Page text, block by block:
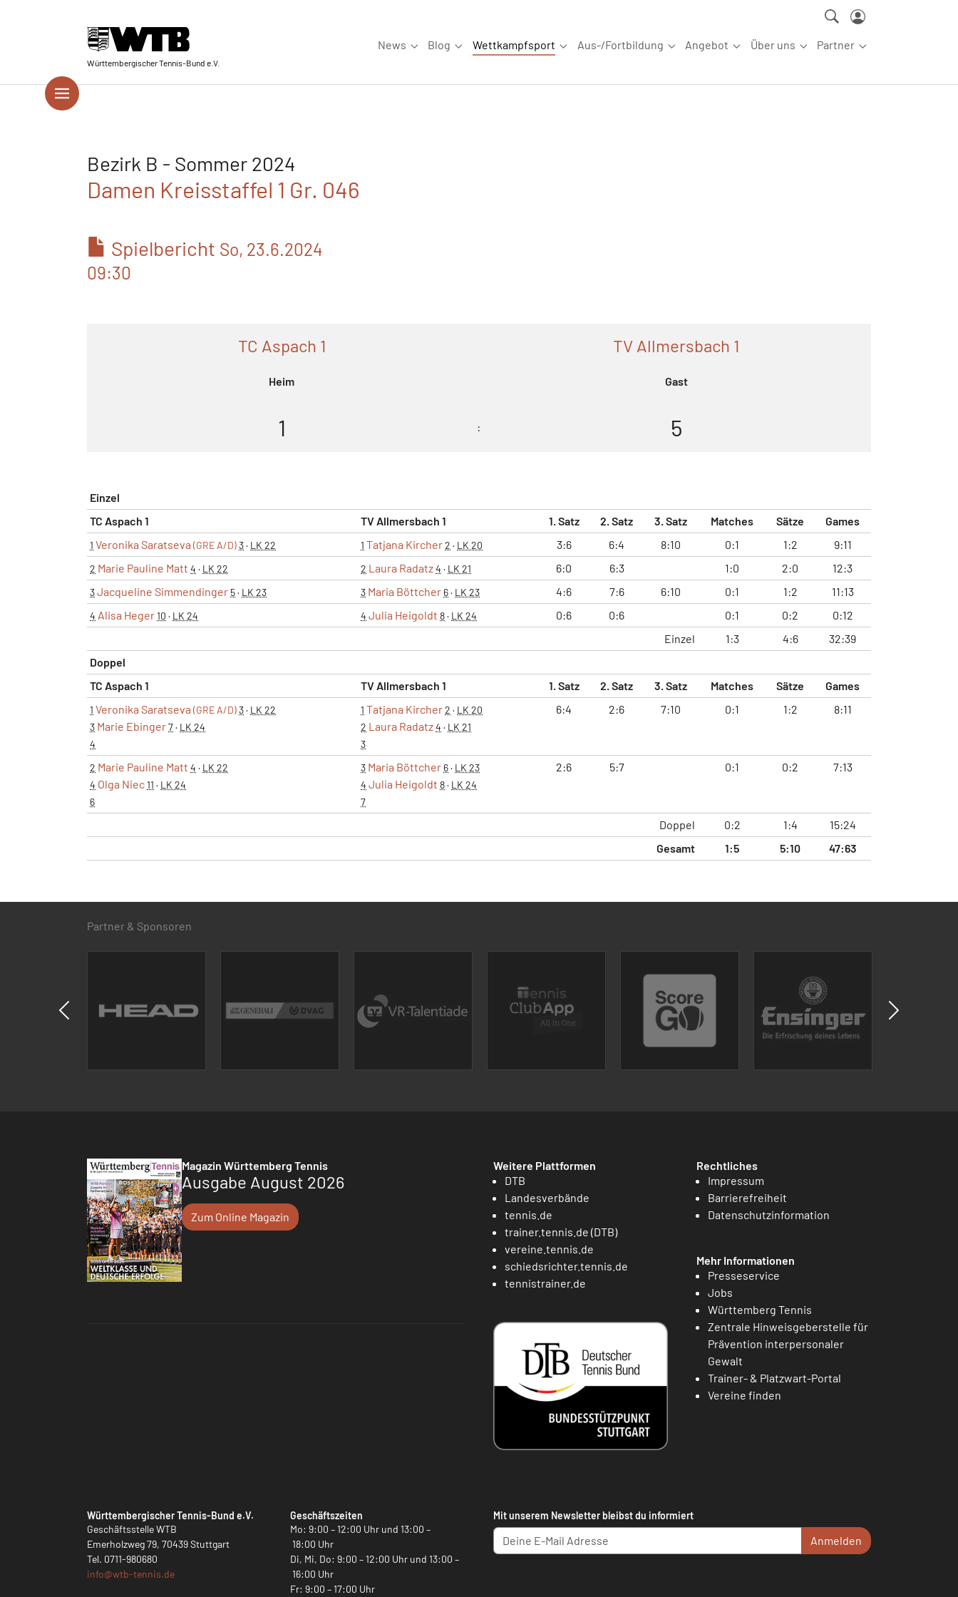
Württembergischer Tennis-Bund e.V.
News
Submenu for "News"
Blog
Submenu for "Blog"
Wettkampfsport
Submenu for "Wettkampfsport"
Aus-/Fortbildung
Submenu for "Aus-/Fortbildung"
Angebot
Submenu for "Angebot"
Über uns
Submenu for "Über uns"
Partner
Submenu for
Bezirk B - Sommer 2024
Damen Kreisstaffel 1 Gr. 046
Spielbericht So, 23.6.2024
09:30
TC Aspach 1
Heim
TV Allmersbach 1
Gast
1 : 5
Einzel
TC Aspach 1
TV Allmersbach 1 1. Satz 2. Satz 3. Satz Matches Sätze Games
1 Veronika Saratseva (GRE A/D)3· LK 22 1 Tatjana Kircher2 · LK 20 3:6 6:4 8:10 0:1 1:2 9:11
2 Marie Pauline Matt 4 · LK 22 2 Laura Radatz4 · LK 21 6:0 6:3 1:0 2:0 12:3
3Jacqueline Simmendinger 5· LK 23 3 Maria Böttcher 6· LK 23 4:6 7:6 6:10 0:1 1:2 11:13
4 Alisa Heger10 · LK 24 4 Julia Heigoldt 8· LK 24 0:6 0:6 0:1 0:2
0:12
Einzel
1:3 4:6
32:39
Doppel
TC Aspach 1
TV Allmersbach 1 1. Satz 2. Satz 3. Satz Matches Sätze Games
1 Veronika Saratseva (GRE A/D)3· LK 22
3 Marie Ebinger7· LK 24
4
1 Tatjana Kircher2 · LK 20
2 Laura Radatz4 · LK 21
3
6:4 2:6 7:10 0:1 1:2 8:11
2 Marie Pauline Matt 4 · LK 22
4 Olga Niec11 · LK 24
6
3 Maria Böttcher 6· LK 23
4 Julia Heigoldt 8· LK 24
7
2:6 5:7 0:1 0:2 7:13
Doppel 0:2 1:4
15:24
Gesamt
1:5 5:10 47:63
Partner & Sponsoren
Magazin Württemberg Tennis
Ausgabe August 2026
Zum Online Magazin
Weitere Plattformen
DTB
Landesverbände
tennis.de
trainer.tennis.de (DTB)
vereine.tennis.de
schiedsrichter.tennis.de
tennistrainer.de
Rechtliches
Impressum
Barrierefreiheit
Datenschutzinformation
Mehr Informationen
Presseservice
Jobs
Württemberg Tennis
Zentrale Hinweisgeberstelle für
Prävention interpersonaler
Gewalt
Trainer- & Platzwart-Portal
Vereine finden
Württembergischer Tennis-Bund e.V.
Geschäftsstelle WTB
Emerholzweg 79, 70439 Stuttgart
Tel. 0711-980680
info@wtb-tennis.de
Geschäftszeiten
Mo: 9:00 – 12:00 Uhr und 13:00 –
18:00 Uhr
Di, Mi, Do: 9:00 – 12:00 Uhr und 13:00 –
16:00 Uhr
Fr: 9:00 – 17:00 Uhr
Mit unserem Newsletter bleibst du informiert
Anmelden